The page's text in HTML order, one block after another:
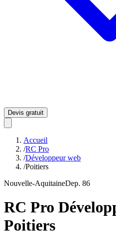
Devis gratuit
Accueil
/RC Pro
/Développeur web
/Poitiers
Nouvelle-AquitaineDep. 86
RC Pro
Poitiers